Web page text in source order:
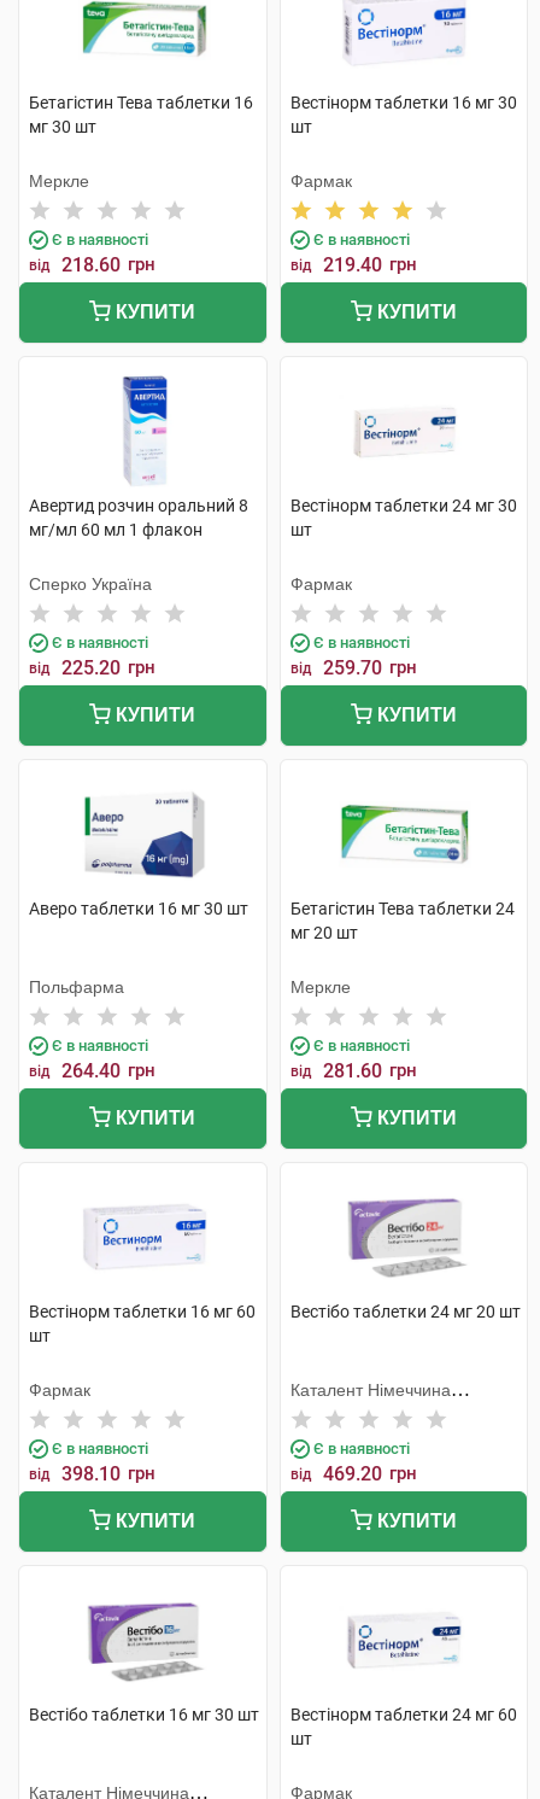
Бетагістин Тева таблетки 16
мг 30 шт
Меркле
Є в наявності
від 218.60 грн
КУПИТИ
Вестінорм таблетки 16 мг 30
шт
Фармак
Є в наявності
від 219.40 грн
КУПИТИ
Авертид розчин оральний 8
мг/мл 60 мл 1 флакон
Сперко Україна
Є в наявності
від 225.20 грн
КУПИТИ
Вестінорм таблетки 24 мг 30
шт
Фармак
Є в наявності
від 259.70 грн
КУПИТИ
Аверо таблетки 16 мг 30 шт
Польфарма
Є в наявності
від 264.40 грн
КУПИТИ
Бетагістин Тева таблетки 24
мг 20 шт
Меркле
Є в наявності
від 281.60 грн
КУПИТИ
Вестінорм таблетки 16 мг 60
шт
Фармак
Є в наявності
від 398.10 грн
КУПИТИ
Вестібо таблетки 24 мг 20 шт
Каталент Німеччина
Шорндорф ГмбХ
Є в наявності
від 469.20 грн
КУПИТИ
Вестібо таблетки 16 мг 30 шт
Каталент Німеччина
Вестінорм таблетки 24 мг 60
шт
Фармак